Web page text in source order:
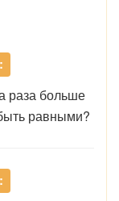
раза больше
равными?